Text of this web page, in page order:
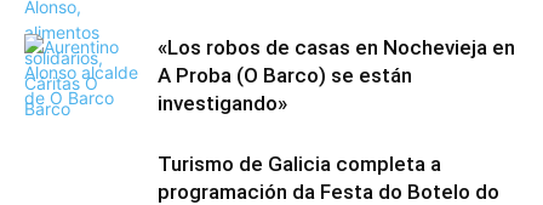
«Los robos de casas en Nochevieja en
A Proba (O Barco) se están
investigando»
Turismo de Galicia completa a
programación da Festa do Botelo do